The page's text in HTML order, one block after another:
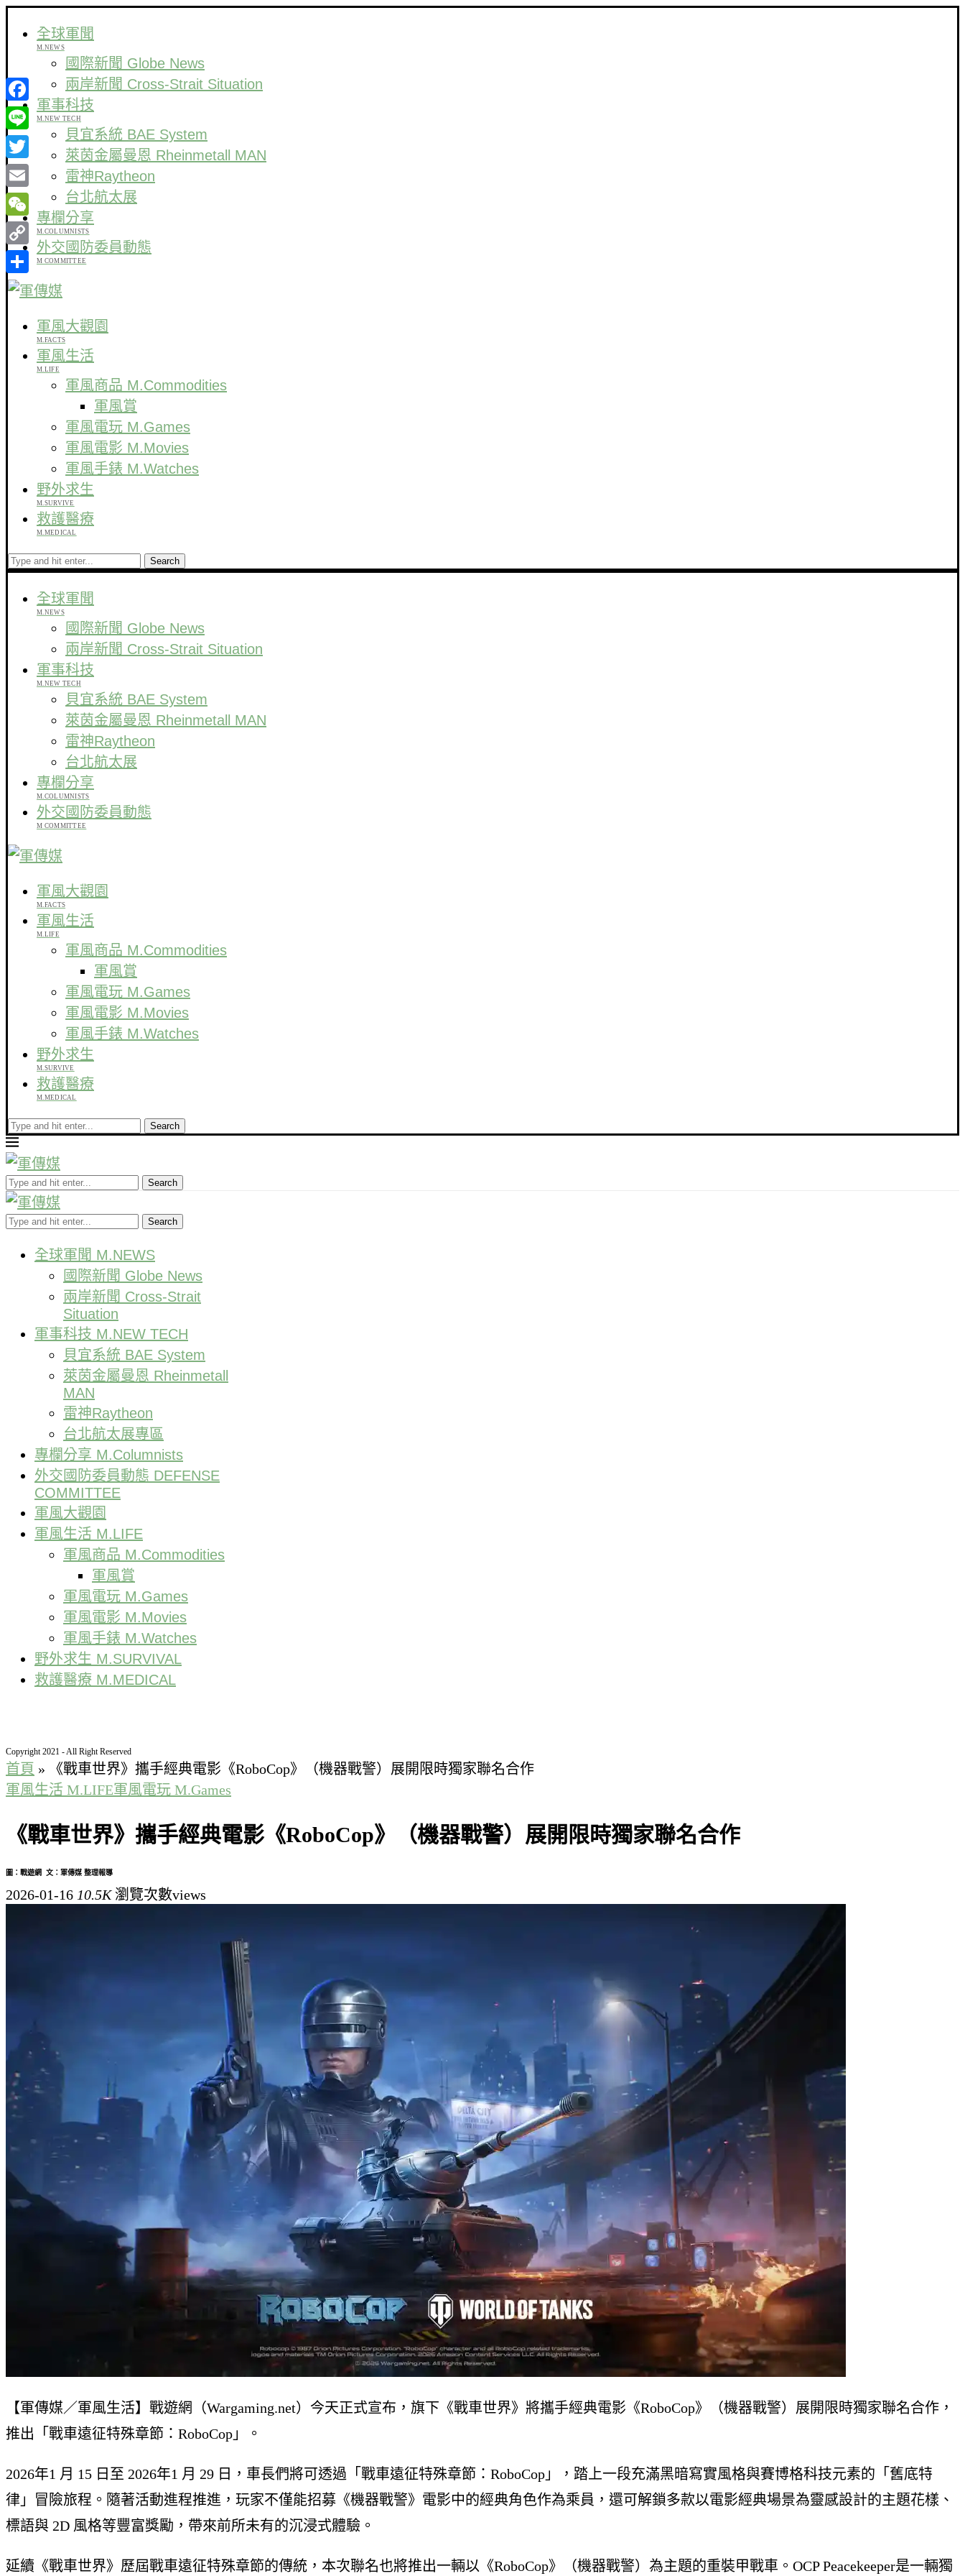
全球軍聞
M.NEWS
國際新聞 Globe News
兩岸新聞 Cross-Strait Situation
軍事科技
M.NEW TECH
貝宜系統 BAE System
萊茵金屬曼恩 Rheinmetall MAN
雷神Raytheon
台北航太展
專欄分享
M.COLUMNISTS
外交國防委員動態
M COMMITTEE
軍風大觀園
M.FACTS
軍風生活
M.LIFE
軍風商品 M.Commodities
軍風賞
軍風電玩 M.Games
軍風電影 M.Movies
軍風手錶 M.Watches
野外求生
M.SURVIVE
救護醫療
M.MEDICAL
Search
全球軍聞
M.NEWS
國際新聞 Globe News
兩岸新聞 Cross-Strait Situation
軍事科技
M.NEW TECH
貝宜系統 BAE System
萊茵金屬曼恩 Rheinmetall MAN
雷神Raytheon
台北航太展
專欄分享
M.COLUMNISTS
外交國防委員動態
M COMMITTEE
軍風大觀園
M.FACTS
軍風生活
M.LIFE
軍風商品 M.Commodities
軍風賞
軍風電玩 M.Games
軍風電影 M.Movies
軍風手錶 M.Watches
野外求生
M.SURVIVE
救護醫療
M.MEDICAL
Search
Search
Search
全球軍聞 M.NEWS
國際新聞 Globe News
兩岸新聞 Cross-Strait
Situation
軍事科技 M.NEW TECH
貝宜系統 BAE System
萊茵金屬曼恩 Rheinmetall
MAN
雷神Raytheon
台北航太展專區
專欄分享 M.Columnists
外交國防委員動態 DEFENSE
COMMITTEE
軍風大觀園
軍風生活 M.LIFE
軍風商品 M.Commodities
軍風賞
軍風電玩 M.Games
軍風電影 M.Movies
軍風手錶 M.Watches
野外求生 M.SURVIVAL
救護醫療 M.MEDICAL
Copyright 2021 - All Right Reserved
首頁 »
《戰車世界》攜手經典電影《RoboCop》（機器戰警）展開限時獨家聯名合作
軍風生活 M.LIFE軍風電玩 M.Games
《戰車世界》攜手經典電影《RoboCop》（機器戰警）展開限時獨家聯名合作
圖：戰遊網 文：軍傳媒 整理報導
2026-01-16 10.5K瀏覽次數views
【軍傳媒／軍風生活】戰遊網（Wargaming.net）今天正式宣布，旗下《戰車世界》將攜手經典電影《RoboCop》（機器戰警）展開限時獨家聯名合作，
推出「戰車遠征特殊章節：RoboCop」。
2026年1 月 15 日至 2026年1 月 29 日，車長們將可透過「戰車遠征特殊章節：RoboCop」，踏上一段充滿黑暗寫實風格與賽博格科技元素的「舊底特
律」冒險旅程。隨著活動進程推進，玩家不僅能招募《機器戰警》電影中的經典角色作為乘員，還可解鎖多款以電影經典場景為靈感設計的主題花樣、
標語與 2D 風格等豐富獎勵，帶來前所未有的沉浸式體驗。
延續《戰車世界》歷屆戰車遠征特殊章節的傳統，本次聯名也將推出一輛以《RoboCop》（機器戰警）為主題的重裝甲戰車。OCP Peacekeeper是一輛獨
Facebook
Line
Twitter
Email
WeChat
Copy
Link
分